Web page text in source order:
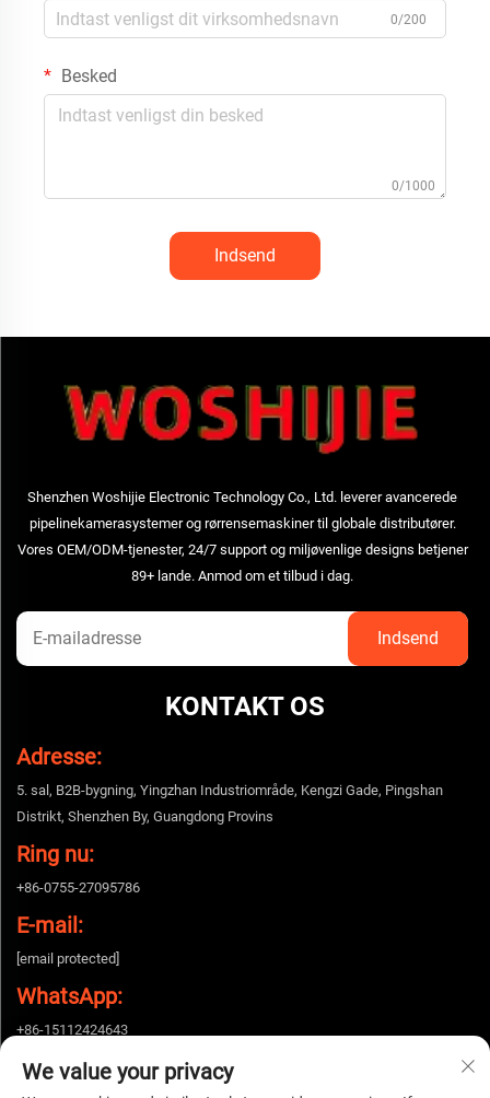
0/200
Besked
0/1000
Indsend
Shenzhen Woshijie Electronic Technology Co., Ltd. leverer avancerede
pipelinekamerasystemer og rørrensemaskiner til globale distributører.
Vores OEM/ODM-tjenester, 24/7 support og miljøvenlige designs betjener
89+ lande. Anmod om et tilbud i dag.
KONTAKT OS
Adresse:
5. sal, B2B-bygning, Yingzhan Industriområde, Kengzi Gade, Pingshan
Distrikt, Shenzhen By, Guangdong Provins
Ring nu:
+86-0755-27095786
E-mail:
[email protected]
WhatsApp:
+86-15112424643
We value your privacy